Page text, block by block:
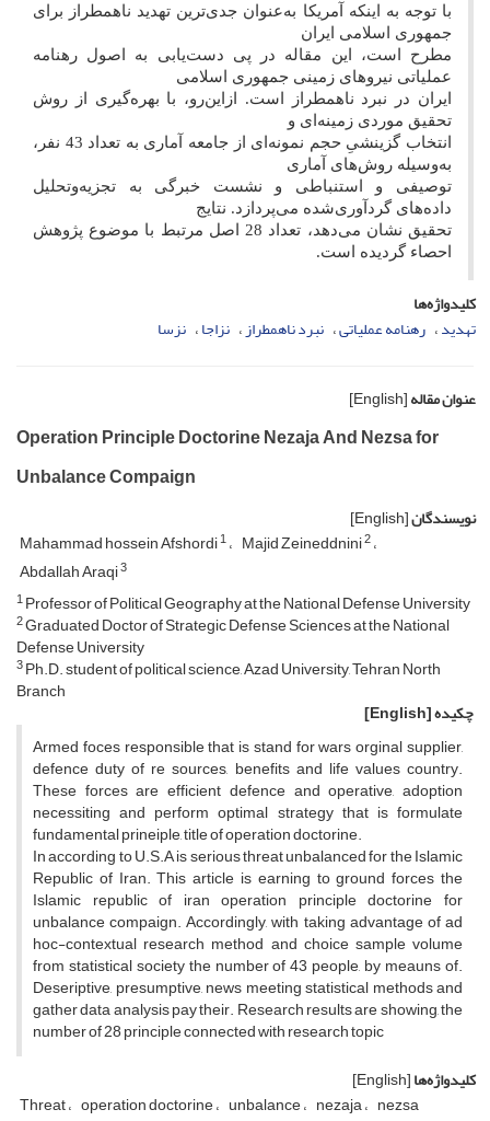
با توجه به اینکه آمریکا به‌عنوان جدی‌ترین تهدید ناهمطراز برای
جمهوری اسلامی ایران
مطرح است، این مقاله در پی دست‌یابی به اصول رهنامه
عملیاتی نیروهای زمینی جمهوری اسلامی
ایران در نبرد ناهمطراز است. ازاین‌رو، با بهره‌گیری از روش
تحقیق موردی زمینه‌ای و
انتخاب گزینشیِ حجم نمونه‌ای از جامعه آماری به تعداد 43 نفر،
به‌وسیله روش‌های آماری
توصیفی و استنباطی و نشست خبرگی به تجزیه‌وتحلیل
داده‌های گردآوری‌شده می‌پردازد. نتایج
تحقیق نشان می‌دهد، تعداد 28 اصل مرتبط با موضوع پژوهش
احصاء گردیده است.
کلیدواژه‌ها
تهدید رهنامه عملیاتی نبرد ناهمطراز نزاجا نزسا
عنوان مقاله[English]
Operation Principle Doctorine Nezaja And Nezsa for
Unbalance Compaign
نویسندگان[English]
Mahammad hossein Afshordi1 Majid Zeineddnini2
Abdallah Araqi3
1Professor of Political Geography at the National Defense University
2Graduated Doctor of Strategic Defense Sciences at the National
Defense University
3Ph.D. student of political science, Azad University, Tehran North
Branch
چکیده[English]
Armed foces responsible that is stand for wars orginal supplier,
defence duty of re sources, benefits and life values country.
These forces are efficient defence and operative, adoption
necessiting and perform optimal strategy that is formulate
fundamental prineiple, title of operation doctorine.
In according to U.S.A is serious threat unbalanced for the Islamic
Republic of Iran. This article is earning to ground forces the
Islamic republic of iran operation principle doctorine for
unbalance compaign. Accordingly, with taking advantage of ad
hoc-contextual research method and choice sample volume
from statistical society the number of 43 people, by meauns of.
Deseriptive, presumptive, news meeting statistical methods and
gather data analysis pay their. Research results are showing, the
number of 28 principle connected with research topic
کلیدواژه‌ها[English]
Threat operation doctorine unbalance nezaja nezsa